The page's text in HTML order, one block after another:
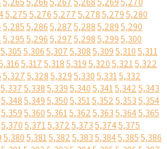
5,2755,2765,2775,2785,2795,280
5,2855,2865,2875,2885,2895,290
5,2955,2965,2975,2985,2995,300
5,3055,3065,3075,3085,3095,3105,311
5,3175,3185,3195,3205,3215,322
5,3275,3285,3295,3305,3315,332
5,3375,3385,3395,3405,3415,3425,343
5,3485,3495,3505,3515,3525,3535,354
5,3595,3605,3615,3625,3635,3645,365
5,3705,3715,3725,3735,3745,375
5,3805,3815,3825,3835,3845,3855,386